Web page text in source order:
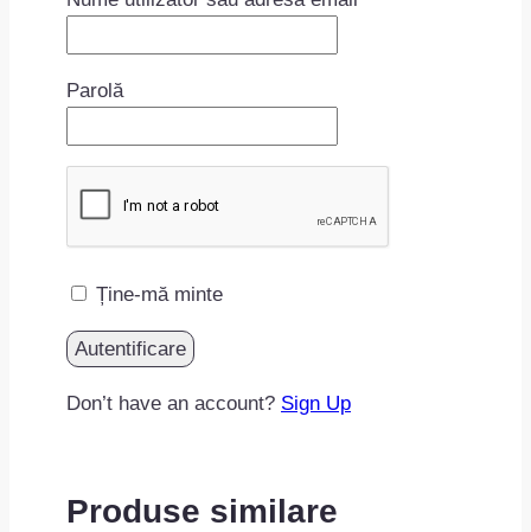
Parolă
Ține-mă minte
Don’t have an account? Sign Up
Produse similare